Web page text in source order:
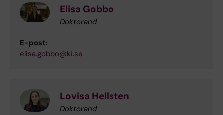
Elisa Gobbo
Doktorand
E-post:
elisa.gobbo@ki.se
Lovisa Hellsten
Doktorand